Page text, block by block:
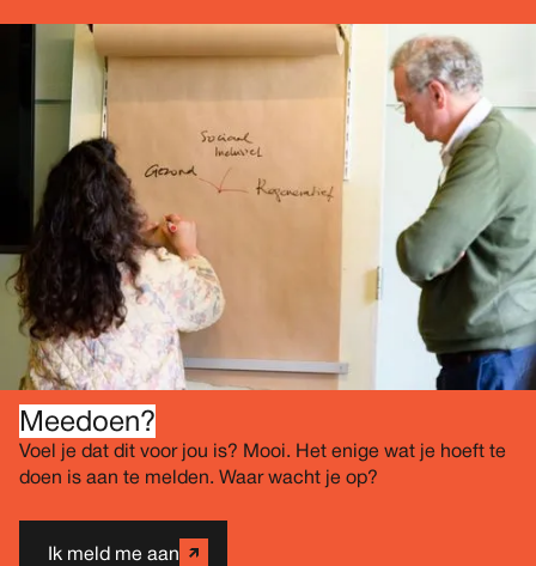
Meedoen?
Voel je dat dit voor jou is? Mooi. Het enige wat je hoeft te
doen is aan te melden. Waar wacht je op?
Ik meld me aan